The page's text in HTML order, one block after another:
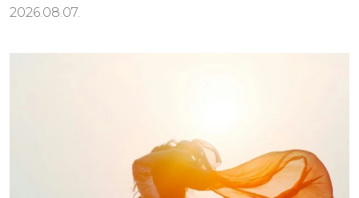
2026.08.07.